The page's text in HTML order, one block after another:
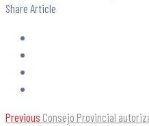
Share Article
Previous Consejo Provincial